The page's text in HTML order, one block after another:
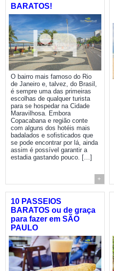
BARATOS!
O bairro mais famoso do Rio
de Janeiro e, talvez, do Brasil,
é sempre uma das primeiras
escolhas de qualquer turista
para se hospedar na Cidade
Maravilhosa. Embora
Copacabana e região conte
com alguns dos hotéis mais
badalados e sofisticados que
se pode encontrar por lá, ainda
assim é possível garantir a
estadia gastando pouco. […]
+
10 PASSEIOS
BARATOS ou de graça
para fazer em SÃO
PAULO